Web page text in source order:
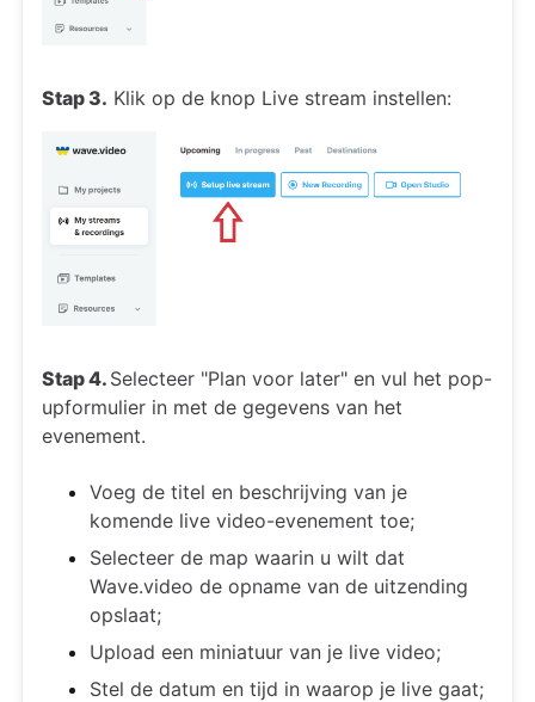
Stap 3. Klik op de knop Live stream instellen:
Stap 4. Selecteer "Plan voor later" en vul het pop-
upformulier in met de gegevens van het
evenement.
Voeg de titel en beschrijving van je
komende live video-evenement toe;
Selecteer de map waarin u wilt dat
Wave.video de opname van de uitzending
opslaat;
Upload een miniatuur van je live video;
Stel de datum en tijd in waarop je live gaat;